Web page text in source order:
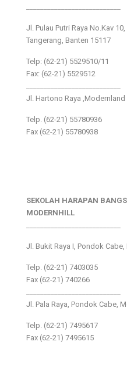
Jl. Pulau Putri Raya No.Kav
Tangerang, Banten 15117
Telp: (62-21) 5529510/11
Fax: (62-21) 5529512
Jl. Hartono Raya
Telp. (62-21) 55780936
Fax (62-21) 55780938
SEKOLAH HARAPAN
MODERNHILL
Jl. Bukit Raya I, Pondok
Telp. (62-21) 7403035
Fax (62-21) 740266
Jl. Pala Raya, Pondok Cabe,
Telp. (62-21) 7495617
Fax (62-21) 7495615